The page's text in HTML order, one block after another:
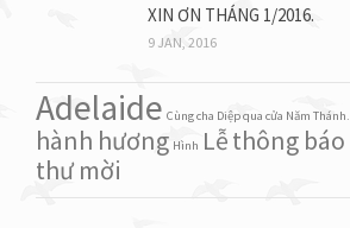
XIN ƠN THÁNG 1/2016.
9 JAN, 2016
Adelaide Cùng cha Diệp qua cửa Năm Thánh.
hành hương Hình Lễthông báo
thư mời